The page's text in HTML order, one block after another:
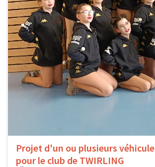
Projet d'un ou plusieurs véhicule
pour le club de TWIRLING